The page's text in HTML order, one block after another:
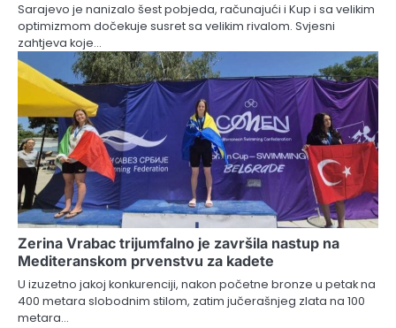
Sarajevo je nanizalo šest pobjeda, računajući i Kup i sa velikim
optimizmom dočekuje susret sa velikim rivalom. Svjesni
zahtjeva koje…
Zerina Vrabac trijumfalno je završila nastup na
Mediteranskom prvenstvu za kadete
U izuzetno jakoj konkurenciji, nakon početne bronze u petak na
400 metara slobodnim stilom, zatim jučerašnjeg zlata na 100
metara…